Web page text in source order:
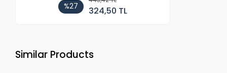
%27 324,50 TL
Similar Products